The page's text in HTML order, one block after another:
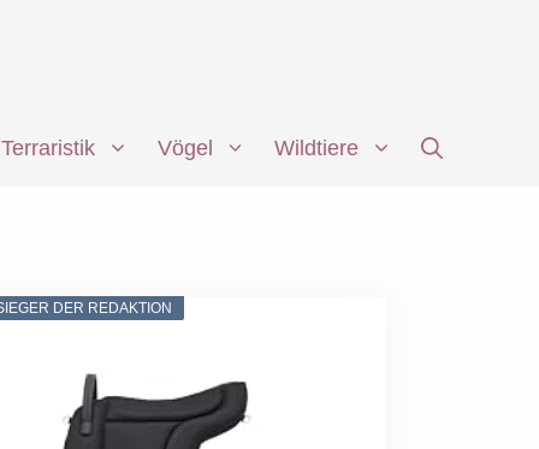
Terraristik Vögel Wildtiere
DER REDAKTION